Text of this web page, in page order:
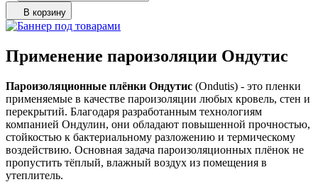
В корзину
Применение пароизоляции Ондутис
Пароизоляционные плёнки Ондутис (Ondutis) - это пленки
применяемые в качестве пароизоляции любых кровель, стен и
перекрытий. Благодаря разработанным технологиям
компанией Ондулин, они обладают повышенной прочностью,
стойкостью к бактериальному разложению и термическому
воздействию. Основная задача пароизоляционных плёнок не
пропустить тёплый, влажный воздух из помещения в
утеплитель.